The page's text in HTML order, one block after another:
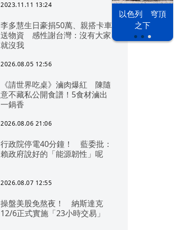
漢光42演習 台股投資熱
以色列 穹頂
之下
2023.11.11 13:24
李多慧生日豪捐50萬、親搭卡車
送物資 感性謝台灣：沒有大家
就沒我
2026.08.05 12:56
《請世界吃桌》滷肉爆紅 陳隨
意不藏私公開食譜！5食材滷出
一鍋香
2026.08.06 21:06
行政院停電40分鐘！ 藍委批：
賴政府說好的「能源韌性」呢
2026.08.07 12:55
操盤美股免熬夜！ 納斯達克
12/6正式實施「23小時交易」